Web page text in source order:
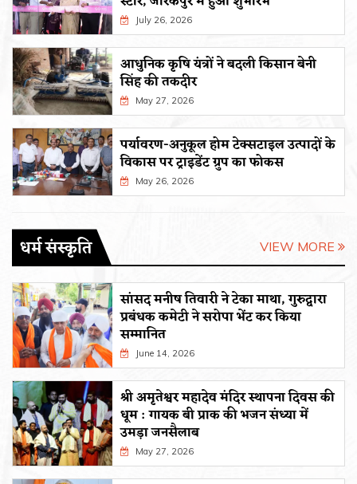
July 26, 2026
आधुनिक कृषि यंत्रों ने बदली किसान बेनी
सिंह की तकदीर
May 27, 2026
पर्यावरण-अनुकूल होम टेक्सटाइल उत्पादों के
विकास पर ट्राइडेंट ग्रुप का फोकस
May 26, 2026
धर्म संस्कृति VIEW MORE
सांसद मनीष तिवारी ने टेका माथा, गुरुद्वारा
प्रबंधक कमेटी ने सरोपा भेंट कर किया
सम्मानित
June 14, 2026
श्री अमृतेश्वर महादेव मंदिर स्थापना दिवस की
धूम : गायक बी प्राक की भजन संध्या में
उमड़ा जनसैलाब
May 27, 2026